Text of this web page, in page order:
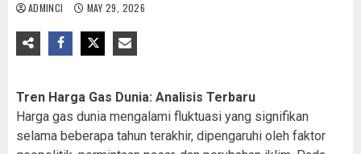
ADMINCI MAY 29, 2026
Tren Harga Gas Dunia: Analisis Terbaru
Harga gas dunia mengalami fluktuasi yang signifikan
selama beberapa tahun terakhir, dipengaruhi oleh faktor